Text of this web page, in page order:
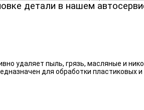
детали в нашем
удаляет пыль, грязь, масляные и
для обработки пластиковых